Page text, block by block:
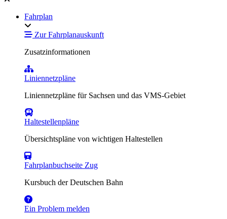
Fahrplan
Zur Fahrplanauskunft
Zusatzinformationen
Liniennetzpläne
Liniennetzpläne für Sachsen und das VMS-Gebiet
Haltestellenpläne
Übersichtspläne von wichtigen Haltestellen
Fahrplanbuchseite Zug
Kursbuch der Deutschen Bahn
Ein Problem melden